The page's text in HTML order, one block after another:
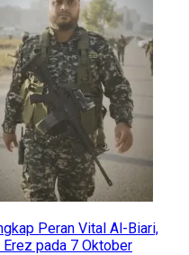
Peran Vital Al-Biari,
pada 7 Oktober